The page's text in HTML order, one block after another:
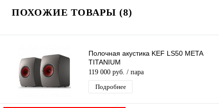
ПОХОЖИЕ ТОВАРЫ (8)
Полочная акустика KEF LS50 META
TITANIUM
119 000 руб. / пара
Подробнее